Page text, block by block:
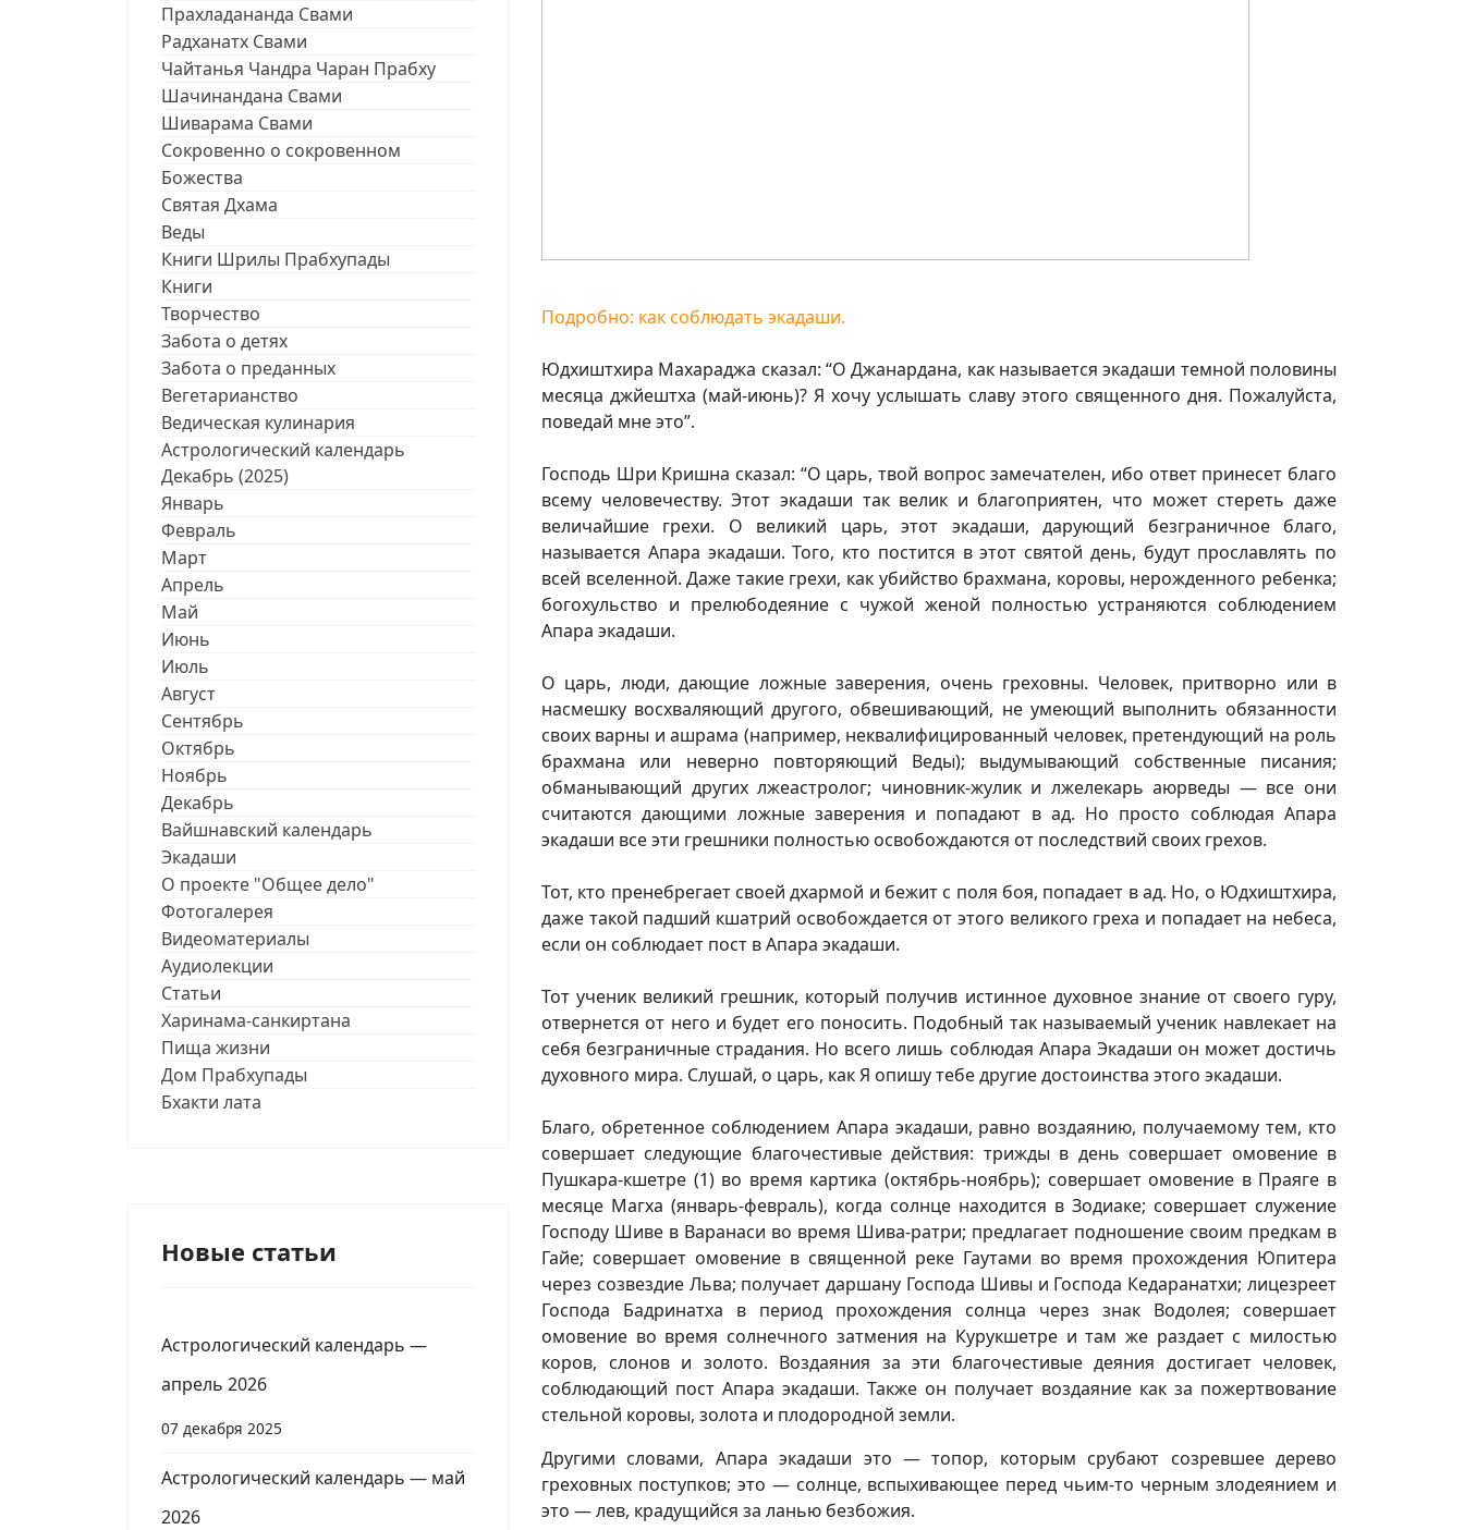
Прахладананда Свами
Радханатх Свами
Чайтанья Чандра Чаран Прабху
Шачинандана Свами
Шиварама Свами
Сокровенно о сокровенном
Божества
Святая Дхама
Веды
Книги Шрилы Прабхупады
Книги
Творчество
Забота о детях
Забота о преданных
Вегетарианство
Ведическая кулинария
Астрологический календарь
Декабрь (2025)
Январь
Февраль
Март
Апрель
Май
Июнь
Июль
Август
Сентябрь
Октябрь
Ноябрь
Декабрь
Вайшнавский календарь
Экадаши
О проекте "Общее дело"
Фотогалерея
Видеоматериалы
Аудиолекции
Статьи
Харинама-санкиртана
Пища жизни
Дом Прабхупады
Бхакти лата
Новые статьи
Астрологический календарь —
апрель 2026
07 декабря 2025
Астрологический календарь — май
2026
Подробно: как соблюдать экадаши.
Юдхиштхира Махараджа сказал: “О Джанардана, как называется экадаши темной половины
месяца джйештха (май-июнь)? Я хочу услышать славу этого священного дня. Пожалуйста,
поведай мне это”.
Господь Шри Кришна сказал: “О царь, твой вопрос замечателен, ибо ответ принесет благо
всему человечеству. Этот экадаши так велик и благоприятен, что может стереть даже
величайшие грехи. О великий царь, этот экадаши, дарующий безграничное благо,
называется Апара экадаши. Того, кто постится в этот святой день, будут прославлять по
всей вселенной. Даже такие грехи, как убийство брахмана, коровы, нерожденного ребенка;
богохульство и прелюбодеяние с чужой женой полностью устраняются соблюдением
Апара экадаши.
О царь, люди, дающие ложные заверения, очень греховны. Человек, притворно или в
насмешку восхваляющий другого, обвешивающий, не умеющий выполнить обязанности
своих варны и ашрама (например, неквалифицированный человек, претендующий на роль
брахмана или неверно повторяющий Веды); выдумывающий собственные писания;
обманывающий других лжеастролог; чиновник-жулик и лжелекарь аюрведы — все они
считаются дающими ложные заверения и попадают в ад. Но просто соблюдая Апара
экадаши все эти грешники полностью освобождаются от последствий своих грехов.
Тот, кто пренебрегает своей дхармой и бежит с поля боя, попадает в ад. Но, о Юдхиштхира,
даже такой падший кшатрий освобождается от этого великого греха и попадает на небеса,
если он соблюдает пост в Апара экадаши.
Тот ученик великий грешник, который получив истинное духовное знание от своего гуру,
отвернется от него и будет его поносить. Подобный так называемый ученик навлекает на
себя безграничные страдания. Но всего лишь соблюдая Апара Экадаши он может достичь
духовного мира. Слушай, о царь, как Я опишу тебе другие достоинства этого экадаши.
Благо, обретенное соблюдением Апара экадаши, равно воздаянию, получаемому тем, кто
совершает следующие благочестивые действия: трижды в день совершает омовение в
Пушкара-кшетре (1) во время картика (октябрь-ноябрь); совершает омовение в Праяге в
месяце Магха (январь-февраль), когда солнце находится в Зодиаке; совершает служение
Господу Шиве в Варанаси во время Шива-ратри; предлагает подношение своим предкам в
Гайе; совершает омовение в священной реке Гаутами во время прохождения Юпитера
через созвездие Льва; получает даршану Господа Шивы и Господа Кедаранатхи; лицезреет
Господа Бадринатха в период прохождения солнца через знак Водолея; совершает
омовение во время солнечного затмения на Курукшетре и там же раздает с милостью
коров, слонов и золото. Воздаяния за эти благочестивые деяния достигает человек,
соблюдающий пост Апара экадаши. Также он получает воздаяние как за пожертвование
стельной коровы, золота и плодородной земли.
Другими словами, Апара экадаши это — топор, которым срубают созревшее дерево
греховных поступков; это — солнце, вспыхивающее перед чьим-то черным злодеянием и
это — лев, крадущийся за ланью безбожия.